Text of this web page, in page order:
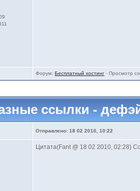
Форум: Бесплатный хостинг · Просмотр
ссылки -
Отправлено: 18 02 2010, 10:22
Цитата(Fant @ 18 02 2010, 02:28)